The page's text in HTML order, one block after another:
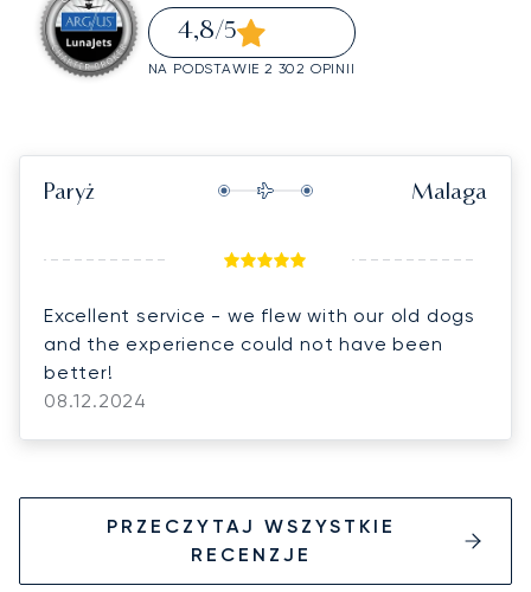
4,8/5
NA PODSTAWIE 2 302 OPINII
Paryż Malaga
Excellent service - we flew with our old dogs
and the experience could not have been
better!
08.12.2024
PRZECZYTAJ WSZYSTKIE
RECENZJE